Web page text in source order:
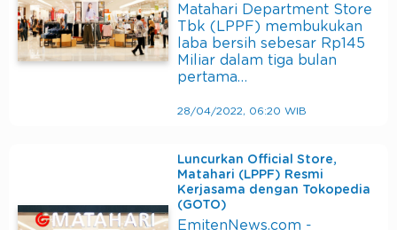
Matahari Department Store
Tbk (LPPF) membukukan
laba bersih sebesar Rp145
Miliar dalam tiga bulan
pertama…
28/04/2022, 06:20 WIB
Luncurkan Official Store,
Matahari (LPPF) Resmi
Kerjasama dengan Tokopedia
(GOTO)
EmitenNews.com -